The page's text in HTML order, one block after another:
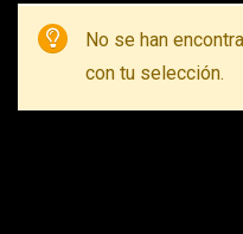
No se han
con tu selección.